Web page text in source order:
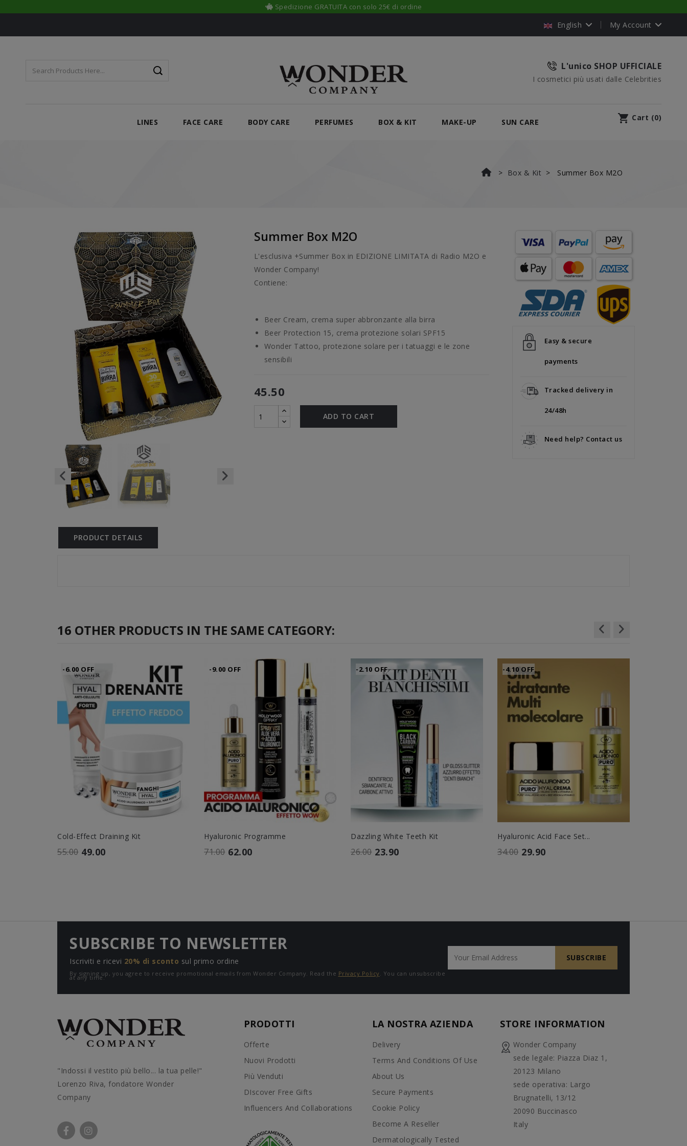
Spedizione GRATUITA con solo 25€ di ordine
English My Account
L'unico SHOP UFFICIALE
I cosmetici più usati dalle Celebrities
LINES FACE CARE BODY CARE PERFUMES BOX & KIT MAKE-UP SUN CARE shopping_cart Cart (0)
Box & Kit Summer Box M2O
Summer Box M2O
L'esclusiva +Summer Box in EDIZIONE LIMITATA di Radio M2O e
Wonder Company!
Contiene:
Beer Cream, crema super abbronzante alla birra
Beer Protection 15, crema protezione solari SPF15
Wonder Tattoo, protezione solare per i tatuaggi e le zone
sensibili
45.50
ADD TO CART
Easy & secure
payments
Tracked delivery in
24/48h
Need help? Contact us
PRODUCT DETAILS
16 OTHER PRODUCTS IN THE SAME CATEGORY:
-6.00 OFF
Cold-Effect Draining Kit
55.00 49.00
-9.00 OFF
Hyaluronic Programme
71.00 62.00
-2.10 OFF
Dazzling White Teeth Kit
26.00 23.90
-4.10 OFF
Hyaluronic Acid Face Set...
34.00 29.90
SUBSCRIBE TO NEWSLETTER
Iscriviti e ricevi 20% di sconto sul primo ordine
By signing up, you agree to receive promotional emails from Wonder Company. Read the Privacy Policy . You can unsubscribe
at any time.
"Indossi il vestito più bello... la tua pelle!"
Lorenzo Riva, fondatore Wonder
Company
PRODOTTI
Offerte
Nuovi Prodotti
Più Venduti
DIscover Free Gifts
Influencers And Collaborations
LA NOSTRA AZIENDA
Delivery
Terms And Conditions Of Use
About Us
Secure Payments
Cookie Policy
Become A Reseller
Dermatologically Tested
STORE INFORMATION
Wonder Company
sede legale: Piazza Diaz 1,
20123 Milano
sede operativa: Largo
Brugnatelli, 13/12
20090 Buccinasco
Italy